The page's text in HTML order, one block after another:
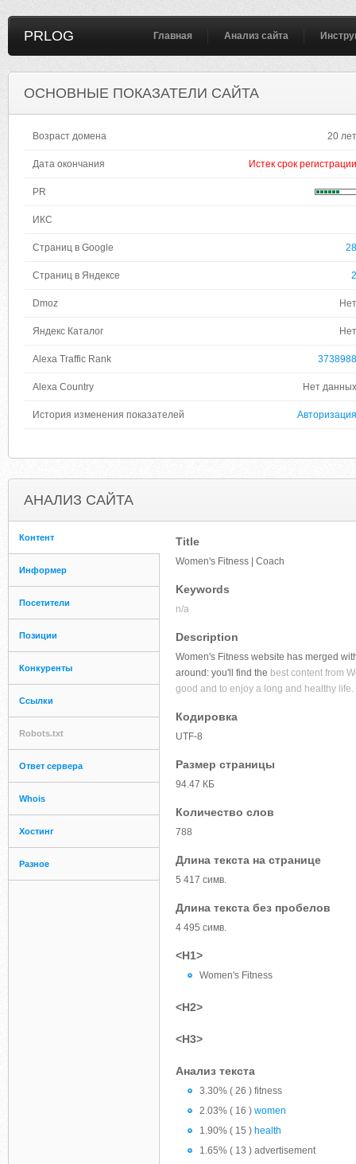
PRLOG Главная Анализ сайта
ОСНОВНЫЕ ПОКАЗАТЕЛИ САЙТА
Возраст домена 20 лет
Дата окончания Истек срок регистрации
PR
ИКС
Страниц в Google 28
Страниц в Яндексе 2
Dmoz Нет
Яндекс Каталог Нет
Alexa Traffic Rank 3738988
Alexa Country Нет данных
История изменения показателей Авторизация
АНАЛИЗ САЙТА
Контент
Информер
Посетители
Позиции
Конкуренты
Ссылки
Robots.txt
Ответ сервера
Whois
Хостинг
Разное
Title
Women's Fitness | Coach
Keywords
n/a
Description
Women's Fitness website has merged
around: you'll find the best content from
good and to enjoy a long and healthy life.
Кодировка
UTF-8
Размер страницы
94.47 КБ
Количество слов
788
Длина текста на странице
5 417 симв.
Длина текста без пробелов
4 495 симв.
<H1>
Women's Fitness
<H2>
<H3>
Анализ текста
3.30% ( 26 ) fitness
2.03% ( 16 ) women
1.90% ( 15 ) health
1.65% ( 13 ) advertisement